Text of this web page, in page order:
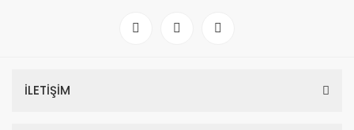
İLETİŞİM